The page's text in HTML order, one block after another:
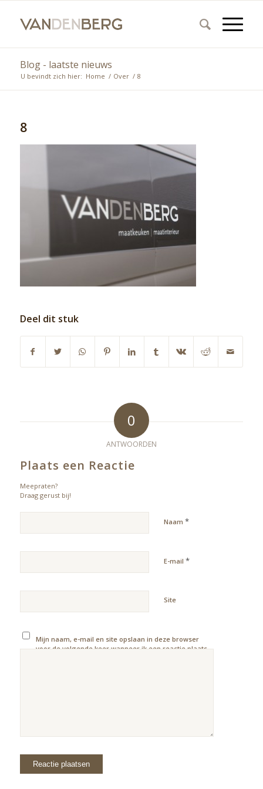
Blog - laatste nieuws
U bevindt zich hier: Home / Over / 8
8
Deel dit stuk
0
ANTWOORDEN
Plaats een Reactie
Meepraten?
Draag gerust bij!
Naam *
E-mail *
Site
Mijn naam, e-mail en site opslaan in deze browser
voor de volgende keer wanneer ik een reactie plaats.